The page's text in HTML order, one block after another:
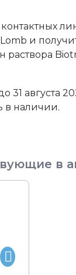
и
раствора
31 августа
в наличии.
в